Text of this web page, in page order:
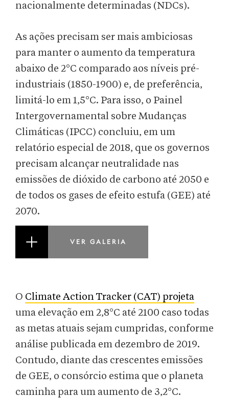
nacionalmente determinadas (NDCs).
As ações precisam ser mais ambiciosas
para manter o aumento da temperatura
abaixo de 2°C comparado aos níveis pré-
industriais (1850-1900) e, de preferência,
limitá-lo em 1,5°C. Para isso, o Painel
Intergovernamental sobre Mudanças
Climáticas (IPCC) concluiu, em um
relatório especial de 2018, que os governos
precisam alcançar neutralidade nas
emissões de dióxido de carbono até 2050 e
de todos os gases de efeito estufa (GEE) até
2070.
VER GALERIA
O Climate Action Tracker (CAT) projeta
uma elevação em2,8°C até 2100 caso todas
as metas atuais sejam cumpridas, conforme
análise publicada em dezembro de 2019.
Contudo, diante das crescentes emissões
de GEE, o consórcio estima que o planeta
caminha para um aumento de 3,2°C.